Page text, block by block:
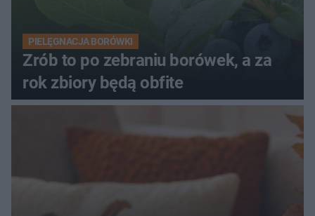
PIELĘGNACJA BORÓWKI
Zrób to po zebraniu borówek, a za
rok zbiory będą obfite